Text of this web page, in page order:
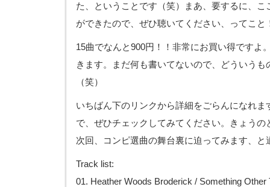
た、ということです（笑）まあ、要するに、
ができたので、ぜひ聴いてください、ってこと
15曲でなんと900円！！非常にお買い得ですよ
きます。まだ何も書いてないので、どういう
（笑）
いちばん下のリンクから詳細をごらんになれま
で、ぜひチェックしてみてください。きょう
次回、コンピ選曲の舞台裏に迫ってみます、
Track list:
01. Heather Woods Broderick / Something Other